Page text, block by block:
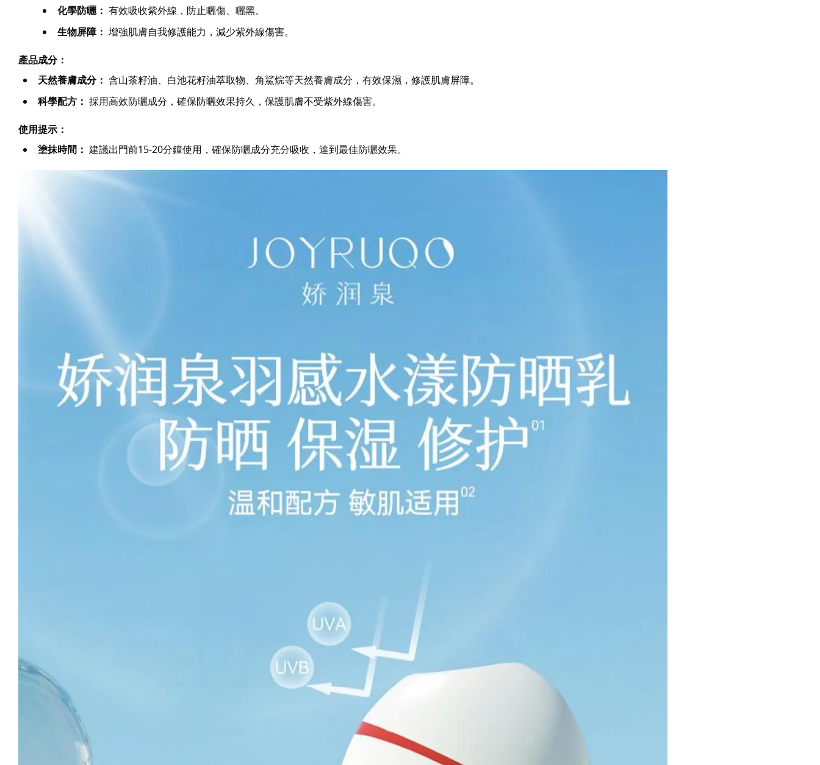
化學防曬： 有效吸收紫外線，防止曬傷、曬黑。
生物屏障： 增強肌膚自我修護能力，減少紫外線傷害。
產品成分：
天然養膚成分： 含山茶籽油、白池花籽油萃取物、角鯊烷等天然養膚成分，有效保濕，修護肌膚屏障。
科學配方： 採用高效防曬成分，確保防曬效果持久，保護肌膚不受紫外線傷害。
使用提示：
塗抹時間： 建議出門前15-20分鐘使用，確保防曬成分充分吸收，達到最佳防曬效果。